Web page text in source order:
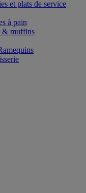
et plats de service
à pain
& muffins